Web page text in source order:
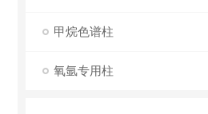
甲烷色谱柱
氧氩专用柱